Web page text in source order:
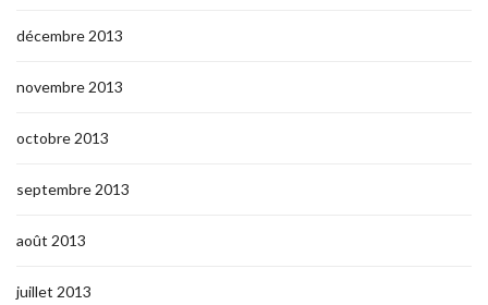
décembre 2013
novembre 2013
octobre 2013
septembre 2013
août 2013
juillet 2013